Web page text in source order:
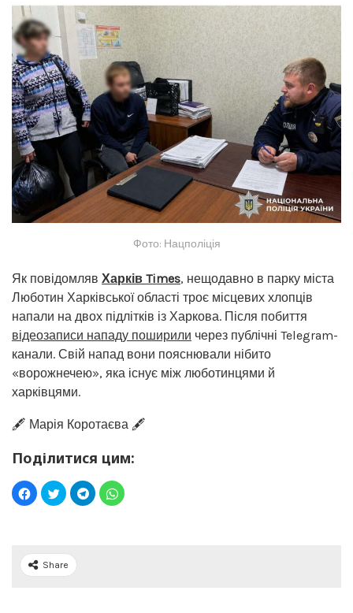
Фото: Нацполіція
Як повідомляв Харків Times, нещодавно в парку міста
Люботин Харківської області троє місцевих хлопців
напали на двох підлітків із Харкова. Після побиття
відеозаписи нападу поширили через публічні Telegram-
канали. Свій напад вони пояснювали нібито
«ворожнечею», яка існує між люботинцями й
харківцями.
🖋️ Марія Коротаєва 🖋️
Поділитися цим:
Share